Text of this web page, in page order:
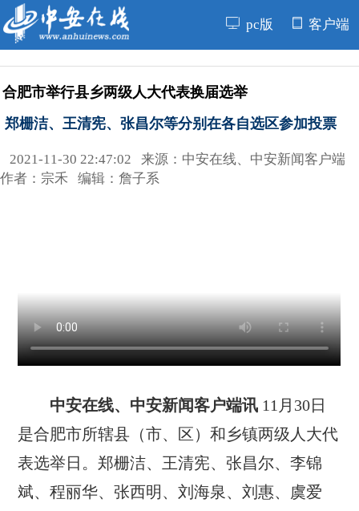
pc版 客户端
合肥市举行县乡两级人大代表换届选举
郑栅洁、王清宪、张昌尔等分别在各自选区参加投票
2021-11-30 22:47:02 来源：中安在线、中安新闻客户端
作者：宗禾 编辑：詹子系
中安在线、中安新闻客户端讯 11月30日
是合肥市所辖县（市、区）和乡镇两级人大代
表选举日。郑栅洁、王清宪、张昌尔、李锦
斌、程丽华、张西明、刘海泉、刘惠、虞爱